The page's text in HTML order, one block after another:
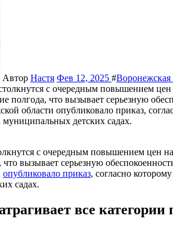
Автор Настя Фев 12, 2025 #Воронежская
что вызывает серьезную
опубликовало приказ, согласно
садах.
все категории